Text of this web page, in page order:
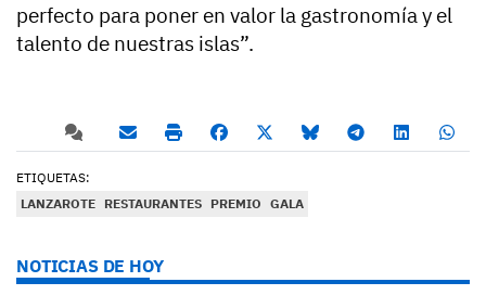
perfecto para poner en valor la gastronomía y el
talento de nuestras islas”.
ETIQUETAS:
LANZAROTE RESTAURANTES PREMIO GALA
NOTICIAS DE HOY